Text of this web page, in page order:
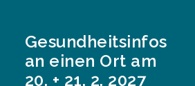
Gesundheitsinfos
an einen Ort am
20. + 21. 2. 2027